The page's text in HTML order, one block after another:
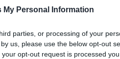
My Personal Information
parties, or processing of your
us, please use the below opt-out
opt-out request is processed
do przydrożnego rowu.